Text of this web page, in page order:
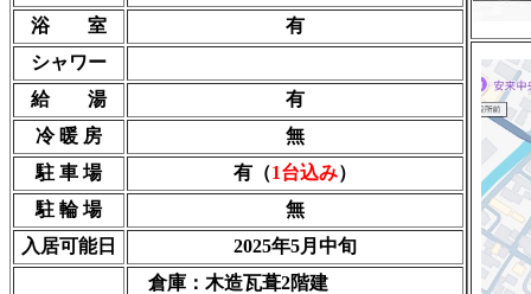
浴 室
有
シャワー
給 湯
有
冷 暖 房
無
駐 車 場
有（1台込み）
駐 輪 場
無
入居可能日
2025年5月中旬
倉庫：木造瓦葺2階建